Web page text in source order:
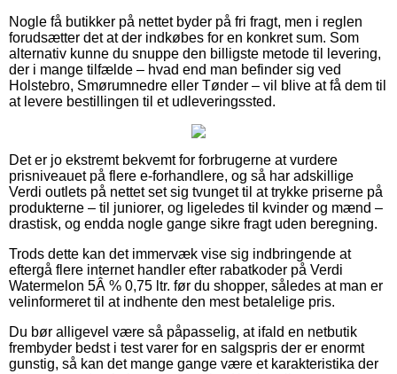
Nogle få butikker på nettet byder på fri fragt, men i reglen
forudsætter det at der indkøbes for en konkret sum. Som
alternativ kunne du snuppe den billigste metode til levering,
der i mange tilfælde – hvad end man befinder sig ved
Holstebro, Smørumnedre eller Tønder – vil blive at få dem til
at levere bestillingen til et udleveringssted.
Det er jo ekstremt bekvemt for forbrugerne at vurdere
prisniveauet på flere e-forhandlere, og så har adskillige
Verdi outlets på nettet set sig tvunget til at trykke priserne på
produkterne – til juniorer, og ligeledes til kvinder og mænd –
drastisk, og endda nogle gange sikre fragt uden beregning.
Trods dette kan det immervæk vise sig indbringende at
eftergå flere internet handler efter rabatkoder på Verdi
Watermelon 5Â % 0,75 ltr. før du shopper, således at man er
velinformeret til at indhente den mest betalelige pris.
Du bør alligevel være så påpasselig, at ifald en netbutik
frembyder bedst i test varer for en salgspris der er enormt
gunstig, så kan det mange gange være et karakteristika der